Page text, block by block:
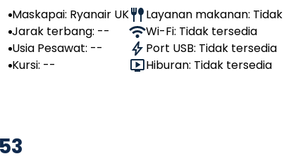
Maskapai: Ryanair UK
Jarak terbang: --
Usia Pesawat: --
Kursi: --
Layanan makanan:
Wi-Fi: Tidak tersedia
Port USB: Tidak tersedia
Hiburan: Tidak tersedia